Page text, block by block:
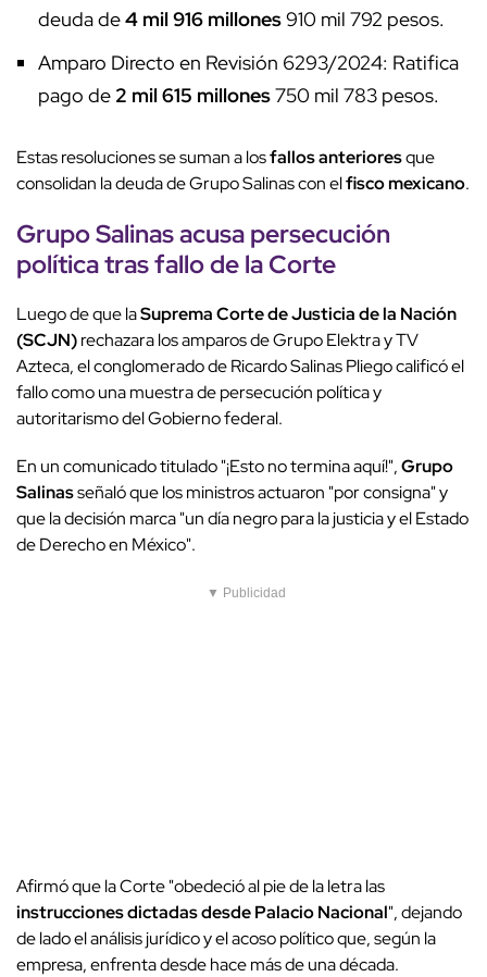
deuda de4 mil 916 millones910 mil 792 pesos.
Amparo Directo en Revisión 6293/2024: Ratifica
pago de 2 mil 615 millones750 mil 783 pesos.
Estas resoluciones se suman a losfallos anterioresque
consolidan la deuda de Grupo Salinas con elfisco mexicano.
Grupo Salinas acusa persecución
política tras fallo de la Corte
Luego de que laSuprema Corte de Justicia de la Nación
(SCJN)rechazara los amparos de Grupo Elektra y TV
Azteca, el conglomerado de Ricardo Salinas Pliego calificó el
fallo como una muestra de persecución política y
autoritarismo del Gobierno federal.
En un comunicado titulado "¡Esto no termina aquí!",Grupo
Salinasseñaló que los ministros actuaron "por consigna" y
que la decisión marca "un día negro para la justicia y el Estado
de Derecho en México".
▼ Publicidad
Afirmó que la Corte "obedeció al pie de la letra las
instrucciones dictadas desde Palacio Nacional", dejando
de lado el análisis jurídico y el acoso político que, según la
empresa, enfrenta desde hace más de una década.